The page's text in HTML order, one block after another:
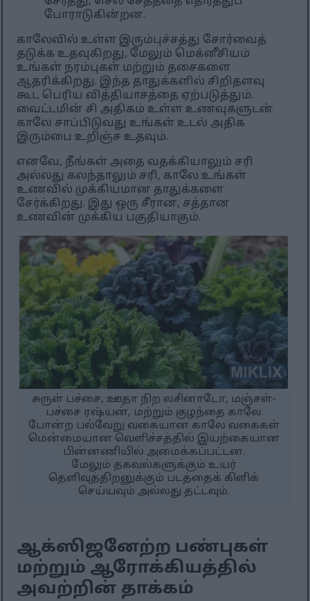
போராடுகின்றன.
காலேவில் உள்ள இரும்புச்சத்து சோர்வைத்
தடுக்க உதவுகிறது, மேலும் மெக்னீசியம்
உங்கள் நரம்புகள் மற்றும் தசைகளை
ஆதரிக்கிறது. இந்த தாதுக்களில் சிறிதளவு
கூட பெரிய வித்தியாசத்தை ஏற்படுத்தும்.
வைட்டமின் சி அதிகம் உள்ள உணவுகளுடன்
காலே சாப்பிடுவது உங்கள் உடல் அதிக
இரும்பை உறிஞ்ச உதவும்.
எனவே, நீங்கள் அதை வதக்கியாலும் சரி
அல்லது கலந்தாலும் சரி, காலே உங்கள்
உணவில் முக்கியமான தாதுக்களை
சேர்க்கிறது. இது ஒரு சீரான, சத்தான
உணவின் முக்கிய பகுதியாகும்.
சுருள் பச்சை, ஊதா நிற லசினாடோ, மஞ்சள்-
பச்சை ரஷ்யன், மற்றும் குழந்தை காலே
போன்ற பல்வேறு வகையான காலே வகைகள்
மென்மையான வெளிச்சத்தில் இயற்கையான
பின்னணியில் அமைக்கப்பட்டன.
மேலும் தகவல்களுக்கும் உயர்
தெளிவுத்திறனுக்கும் படத்தைக் கிளிக்
செய்யவும் அல்லது தட்டவும்.
ஆக்ஸிஜனேற்ற பண்புகள்
மற்றும் ஆரோக்கியத்தில்
அவற்றின் தாக்கம்